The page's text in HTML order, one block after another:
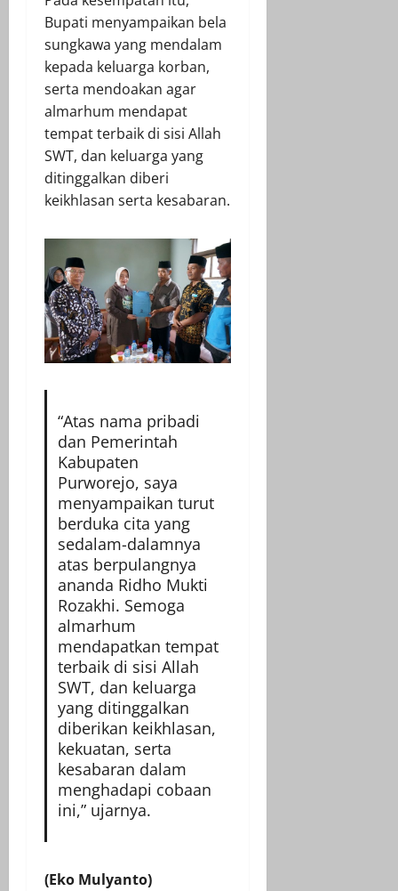
Bupati menyampaikan bela
sungkawa yang mendalam
kepada keluarga korban,
serta mendoakan agar
almarhum mendapat
tempat terbaik di sisi Allah
SWT, dan keluarga yang
ditinggalkan diberi
keikhlasan serta kesabaran.
“Atas nama pribadi
dan Pemerintah
Kabupaten
Purworejo, saya
menyampaikan turut
berduka cita yang
sedalam-dalamnya
atas berpulangnya
ananda Ridho Mukti
Rozakhi. Semoga
almarhum
mendapatkan tempat
terbaik di sisi Allah
SWT, dan keluarga
yang ditinggalkan
diberikan keikhlasan,
kekuatan, serta
kesabaran dalam
menghadapi cobaan
ini,” ujarnya.
(Eko Mulyanto)